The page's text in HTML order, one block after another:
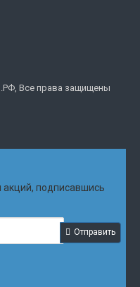
Все права защищены
акций, подписавшись
Отправить